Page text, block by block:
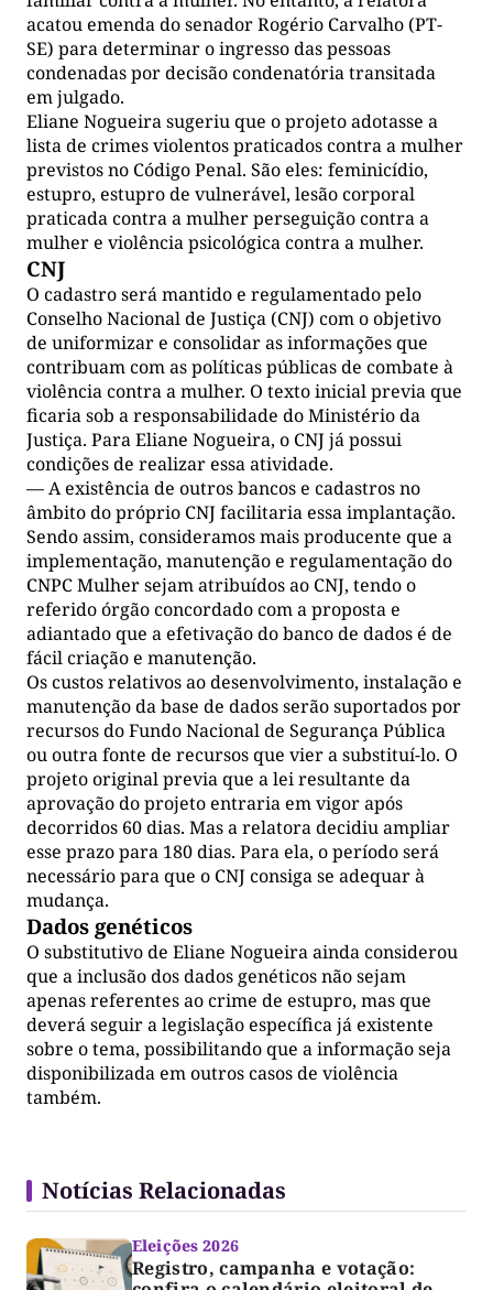
acatou emenda do senador Rogério Carvalho (PT-
SE) para determinar o ingresso das pessoas
condenadas por decisão condenatória transitada
em julgado.
Eliane Nogueira sugeriu que o projeto adotasse a
lista de crimes violentos praticados contra a mulher
previstos no Código Penal. São eles: feminicídio,
estupro, estupro de vulnerável, lesão corporal
praticada contra a mulher perseguição contra a
mulher e violência psicológica contra a mulher.
CNJ
O cadastro será mantido e regulamentado pelo
Conselho Nacional de Justiça (CNJ) com o objetivo
de uniformizar e consolidar as informações que
contribuam com as políticas públicas de combate à
violência contra a mulher. O texto inicial previa que
ficaria sob a responsabilidade do Ministério da
Justiça. Para Eliane Nogueira, o CNJ já possui
condições de realizar essa atividade.
— A existência de outros bancos e cadastros no
âmbito do próprio CNJ facilitaria essa implantação.
Sendo assim, consideramos mais producente que a
implementação, manutenção e regulamentação do
CNPC Mulher sejam atribuídos ao CNJ, tendo o
referido órgão concordado com a proposta e
adiantado que a efetivação do banco de dados é de
fácil criação e manutenção.
Os custos relativos ao desenvolvimento, instalação e
manutenção da base de dados serão suportados por
recursos do Fundo Nacional de Segurança Pública
ou outra fonte de recursos que vier a substituí-lo. O
projeto original previa que a lei resultante da
aprovação do projeto entraria em vigor após
decorridos 60 dias. Mas a relatora decidiu ampliar
esse prazo para 180 dias. Para ela, o período será
necessário para que o CNJ consiga se adequar à
mudança.
Dados genéticos
O substitutivo de Eliane Nogueira ainda considerou
que a inclusão dos dados genéticos não sejam
apenas referentes ao crime de estupro, mas que
deverá seguir a legislação específica já existente
sobre o tema, possibilitando que a informação seja
disponibilizada em outros casos de violência
também.
Notícias Relacionadas
Eleições 2026
Registro, campanha e votação: